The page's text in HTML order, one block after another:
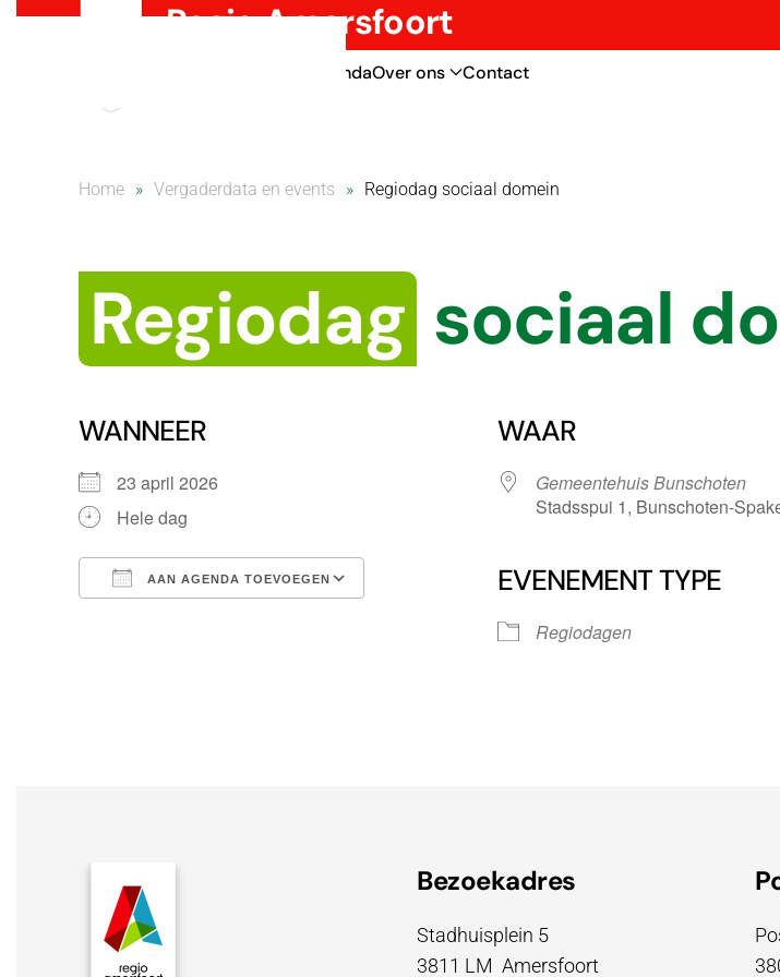
Regio Amersfoort
AgendaOver ons Contact
Home Vergaderdata en events Regiodag sociaal domein
Regiodag sociaal
WANNEER
23 april 2026
Hele dag
AAN AGENDA TOEVOEGEN
Google Calendar
WAAR
Gemeentehuis Bunschoten
Stadsspui 1, Bunschoten-
EVENEMENT TYPE
Regiodagen
Bezoekadres
Stadhuisplein 5
3811 LM Amersfoort